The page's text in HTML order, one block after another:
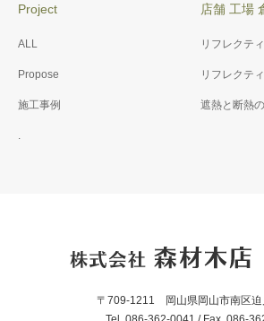
Project
ALL
Propose
施工事例
.
店舗 工場
リフレクテ
リフレクテ
遮熱と断熱
〒709-1211 岡山県岡山市南区迫